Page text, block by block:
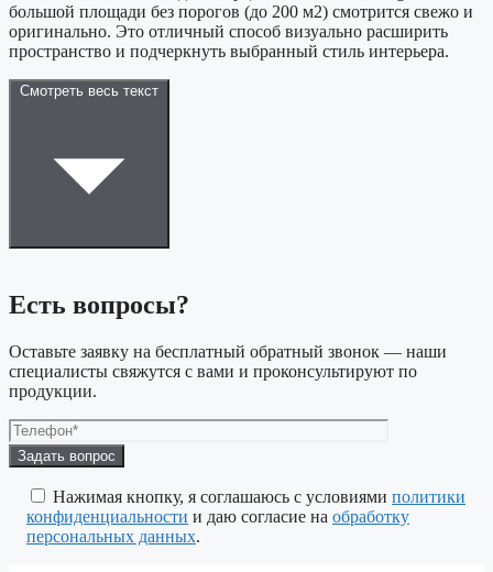
большой площади без порогов (до 200 м2) смотрится свежо и
оригинально. Это отличный способ визуально расширить
пространство и подчеркнуть выбранный стиль интерьера.
Смотреть весь текст
Есть вопросы?
Оставьте заявку на бесплатный обратный звонок — наши
специалисты свяжутся с вами и проконсультируют по
продукции.
Оставьте
это
поле
пустым.
Нажимая кнопку, я соглашаюсь с условиями политики
конфиденциальности и даю согласие на обработку
персональных данных.